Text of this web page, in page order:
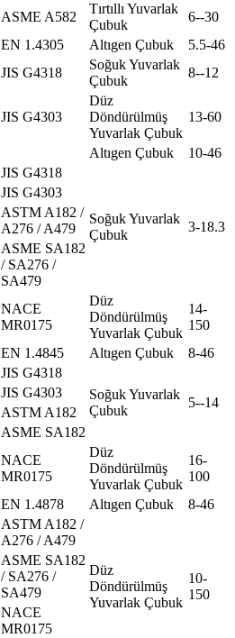
ASME A582
Tırtıllı Yuvarlak
Çubuk
6--30
EN 1.4305
Altıgen Çubuk 5.5-46
JIS G4318
Soğuk Yuvarlak
Çubuk
8--12
JIS G4303
Düz
Döndürülmüş
Yuvarlak Çubuk
13-60
Altıgen Çubuk 10-46
JIS G4318
Soğuk Yuvarlak
Çubuk
3-18.3
JIS G4303
ASTM A182 /
A276 / A479
ASME SA182
/ SA276 /
SA479
NACE
MR0175
Düz
Döndürülmüş
Yuvarlak Çubuk
14-
150
EN 1.4845
Altıgen Çubuk 8-46
JIS G4318
Soğuk Yuvarlak
Çubuk
5--14
JIS G4303
ASTM A182
ASME SA182
NACE
MR0175
Düz
Döndürülmüş
Yuvarlak Çubuk
16-
100
EN 1.4878
Altıgen Çubuk 8-46
ASTM A182 /
A276 / A479
Düz
Döndürülmüş
Yuvarlak Çubuk
10-
150
ASME SA182
/ SA276 /
SA479
NACE
MR0175